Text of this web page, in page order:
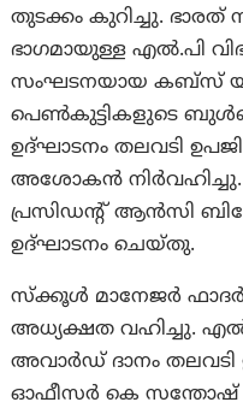
തുടക്കം കുറിച്ചു.
ഭാഗമായുള്ള എൽ.പി
സംഘടനയായ കബ്സ്
പെൺകുട്ടികളുടെ
ഉദ്ഘാടനം തലവടി
അശോകൻ നിർവഹിച്ചു.
പ്രസിഡന്റ് ആൻസി
ഉദ്ഘാടനം ചെയ്തു.
സ്ക്കൂൾ മാനേജർ
അധ്യക്ഷത വഹിച്ചു.
അവാർഡ് ദാനം തലവടി
ഓഫീസർ കെ സന്തോഷ്